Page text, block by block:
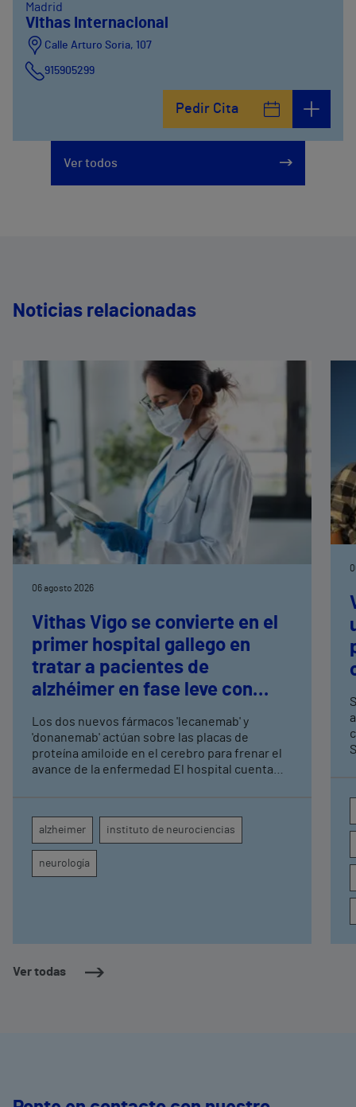
Madrid
Vithas Internacional
Calle Arturo Soria, 107
915905299
Pedir Cita
Ver todos
Noticias relacionadas
Ver todas
06 agosto 2026
Vithas Vigo se convierte en el
primer hospital gallego en
tratar a pacientes de
alzhéimer en fase leve con
Los dos nuevos fármacos 'lecanemab' y
'donanemab' actúan sobre las placas de
proteína amiloide en el cerebro para frenar el
avance de la enfermedad El hospital cuenta
seguimiento clínico de cada paciente
alzheimer instituto de neurociencias
neurología